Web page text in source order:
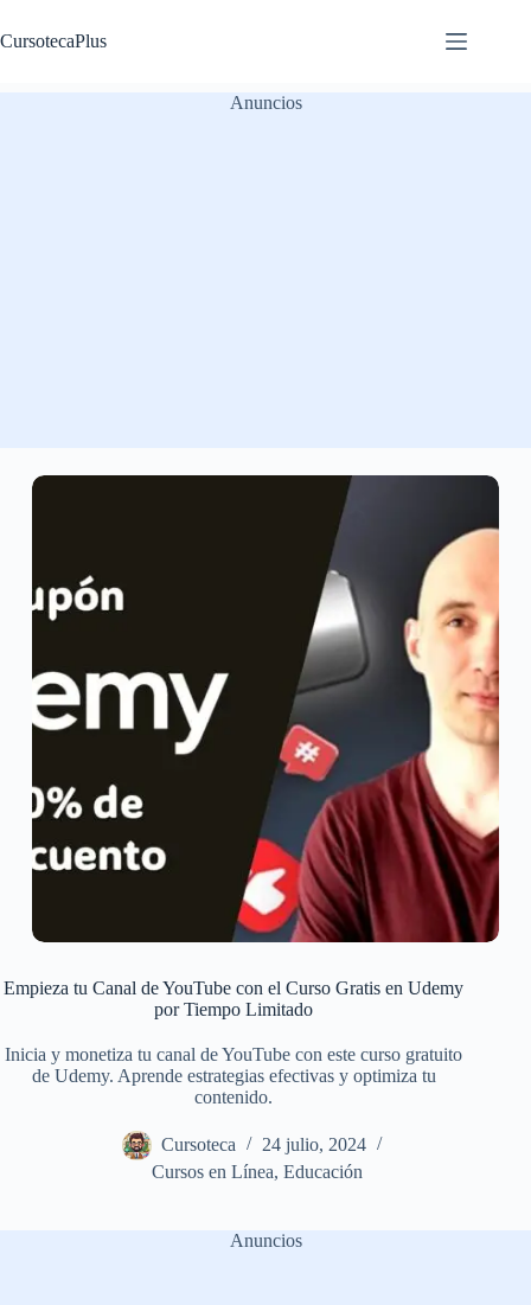
al
contenido
CursotecaPlus
Anuncios
Empieza tu Canal de YouTube con el Curso Gratis en Udemy
por Tiempo Limitado
Inicia y monetiza tu canal de YouTube con este curso gratuito
de Udemy. Aprende estrategias efectivas y optimiza tu
contenido.
Cursoteca
24 julio, 2024
Cursos en Línea,Educación
Anuncios